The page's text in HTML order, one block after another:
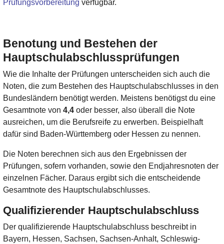
Prüfungsvorbereitung verfügbar.
Benotung und Bestehen der
Hauptschulabschlussprüfungen
Wie die Inhalte der Prüfungen unterscheiden sich auch die
Noten, die zum Bestehen des Hauptschulabschlusses in den
Bundesländern benötigt werden. Meistens benötigst du eine
Gesamtnote von 4,4 oder besser, also überall die Note
ausreichen, um die Berufsreife zu erwerben. Beispielhaft
dafür sind Baden-Württemberg oder Hessen zu nennen.
Die Noten berechnen sich aus den Ergebnissen der
Prüfungen, sofern vorhanden, sowie den Endjahresnoten der
einzelnen Fächer. Daraus ergibt sich die entscheidende
Gesamtnote des Hauptschulabschlusses.
Qualifizierender Hauptschulabschluss
Der qualifizierende Hauptschulabschluss beschreibt in
Bayern, Hessen, Sachsen, Sachsen-Anhalt, Schleswig-